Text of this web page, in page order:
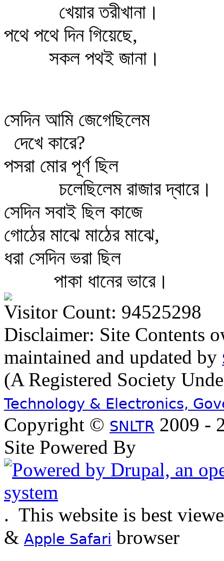
খেয়ার তরীখানা।
পথে পথে দিন গিয়েছে,
সকল পথই জানা।
সেদিন আমি জেগেছিলেম
দেখে কারে?
পসরা মোর পূর্ণ ছিল
চলেছিলেম রাজার দ্বারে।
সেদিন সবাই ছিল কাজে
গোঠের মাঝে মাঠের মাঝে,
ধরা সেদিন ভরা ছিল
পাকা ধানের ভারে।
Visitor Count: 94525298
Disclaimer: Site Contents
maintained and updated by
(A Registered Society
Technology & Electronics,
Copyright © SNLTR 2009 -
Site Powered By
. This website is best
& Apple Safari browser